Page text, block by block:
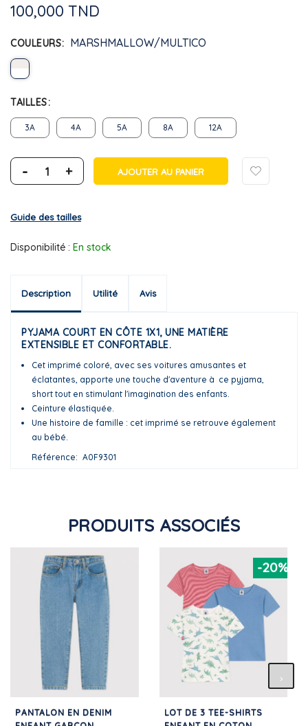
100,000 TND
COULEURS MARSHMALLOW/MULTICO
TAILLES
3A 4A 5A 8A 12A
- + AJOUTER AU PANIER
Guide des tailles
Disponibilité : En stock
Description Utilité Avis
PYJAMA COURT EN CÔTE 1X1, UNE MATIÈRE
EXTENSIBLE ET CONFORTABLE.
Cet imprimé coloré, avec ses voitures amusantes et
éclatantes, apporte une touche d'aventure à ce pyjama,
short tout en stimulant l'imagination des enfants.
Ceinture élastiquée.
Une histoire de famille : cet imprimé se retrouve également
au bébé.
Référence
A0F9301
PRODUITS ASSOCIÉS
PANTALON EN DENIM
-20%
LOT DE 3 TEE-SHIRTS